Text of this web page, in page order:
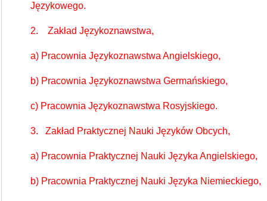
Językowego.
2. Zakład Językoznawstwa,
a) Pracownia Językoznawstwa Angielskiego,
b) Pracownia Językoznawstwa Germańskiego,
c) Pracownia Językoznawstwa Rosyjskiego.
3. Zakład Praktycznej Nauki Języków Obcych,
a) Pracownia Praktycznej Nauki Języka Angielskiego,
b) Pracownia Praktycznej Nauki Języka Niemieckiego,